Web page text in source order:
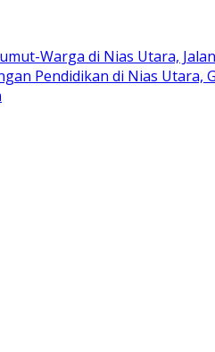
Warga di Nias Utara,
Pendidikan di Nias Utara,